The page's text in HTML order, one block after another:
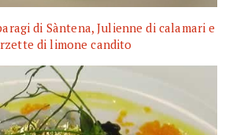
di Sàntena, Julienne di calamari e
di limone candito